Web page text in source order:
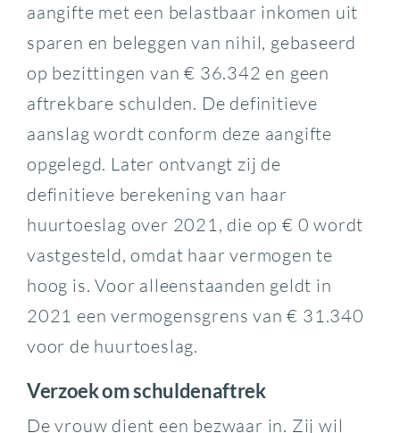
aangifte met een belastbaar inkomen uit
sparen en beleggen van nihil, gebaseerd
op bezittingen van € 36.342 en geen
aftrekbare schulden. De definitieve
aanslag wordt conform deze aangifte
opgelegd. Later ontvangt zij de
definitieve berekening van haar
huurtoeslag over 2021, die op € 0 wordt
vastgesteld, omdat haar vermogen te
hoog is. Voor alleenstaanden geldt in
2021 een vermogensgrens van € 31.340
voor de huurtoeslag.
Verzoek om schuldenaftrek
De vrouw dient een bezwaar in. Zij wil